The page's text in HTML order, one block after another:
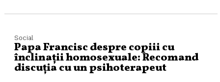
Social
Papa Francisc despre copiii cu
înclinații homosexuale: Recomand
discuția cu un psihoterapeut